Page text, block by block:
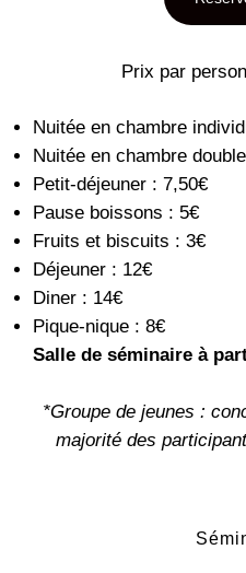
Prix par
Nuitée en chambre
Nuitée en chambre
Petit-déjeuner : 7,50€
Pause boissons : 5€
Fruits et biscuits : 3€
Déjeuner : 12€
Diner : 14€
Pique-nique : 8€
Salle de séminaire à
*Groupe de jeunes :
majorité des